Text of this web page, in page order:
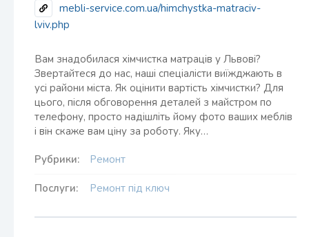
mebli-service.com.ua/himchystka-matraciv-
lviv.php
Вам знадобилася хімчистка матраців у Львові?
Звертайтеся до нас, наші спеціалісти виїжджають в
усі райони міста. Як оцінити вартість хімчистки? Для
цього, після обговорення деталей з майстром по
телефону, просто надішліть йому фото ваших меблів
і він скаже вам ціну за роботу. Яку…
Рубрики: Ремонт
Послуги: Ремонт під ключ